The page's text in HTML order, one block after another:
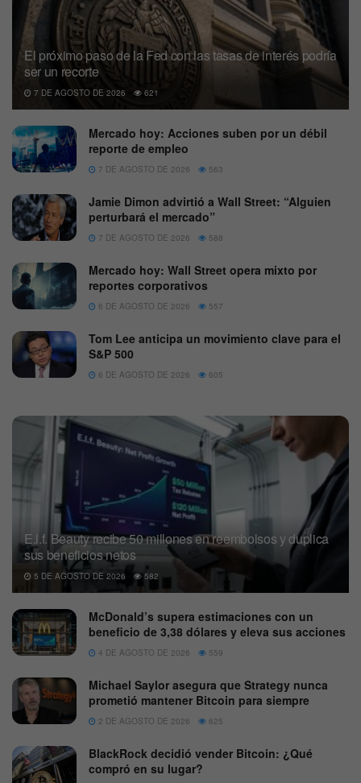
El próximo paso de la Fed con las tasas de interés podría
ser un recorte
7 DE AGOSTO DE 2026 621
Mercado hoy: Acciones suben por un débil
reporte de empleo
7 DE AGOSTO DE 2026 563
Jamie Dimon advirtió a Wall Street: “Alguien
perturbará el mercado”
7 DE AGOSTO DE 2026 588
Mercado hoy: Wall Street opera mixto por
reportes corporativos
6 DE AGOSTO DE 2026 557
Tom Lee anticipa un movimiento clave para el
S&P 500
6 DE AGOSTO DE 2026 605
E.l.f. Beauty recibe 50 millones en reembolsos y duplica
sus beneficios netos
5 DE AGOSTO DE 2026 582
McDonald’s supera estimaciones con un
beneficio de 3,38 dólares y eleva sus acciones
4 DE AGOSTO DE 2026 559
Michael Saylor asegura que Strategy nunca
prometió mantener Bitcoin para siempre
2 DE AGOSTO DE 2026 625
BlackRock decidió vender Bitcoin: ¿Qué
compró en su lugar?